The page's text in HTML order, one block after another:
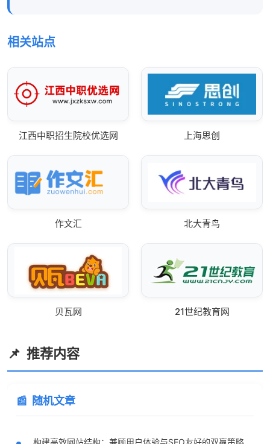
相关站点
江西中职招生院校优选网 上海思创
作文汇 北大青鸟
贝瓦网 21世纪教育网
推荐内容
随机文章